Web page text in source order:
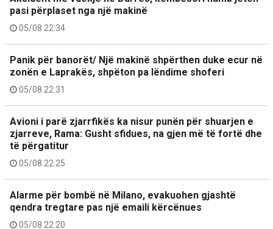
pasi përplaset nga një makinë
05/08 22:34
Panik për banorët/ Një makinë shpërthen duke ecur në
zonën e Laprakës, shpëton pa lëndime shoferi
05/08 22:31
Avioni i parë zjarrfikës ka nisur punën për shuarjen e
zjarreve, Rama: Gusht sfidues, na gjen më të fortë dhe
të përgatitur
05/08 22:25
Alarme për bombë në Milano, evakuohen gjashtë
qendra tregtare pas një emaili kërcënues
05/08 22:20